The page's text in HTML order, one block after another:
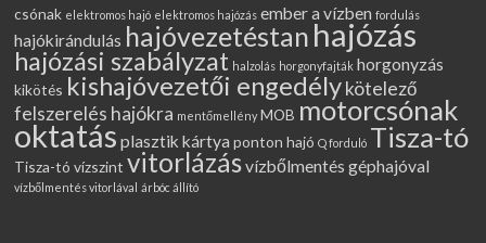
csónak elektromos hajó elektromos hajózás ember a vízben fordulás
hajókirándulás hajóvezetéstan hajózás
hajózási szabályzat halzolás horgonyfajták horgonyzás
kikötés kishajóvezetői engedélykötelező
felszerelés hajókra mentőmellény MOB motorcsónak
oktatás plasztik kártya ponton hajó Q forduló Tisza-tó
Tisza-tó vízszint vitorlázásvízbőlmentés géphajóval
vízbőlmentés vitorlával árbóc állító